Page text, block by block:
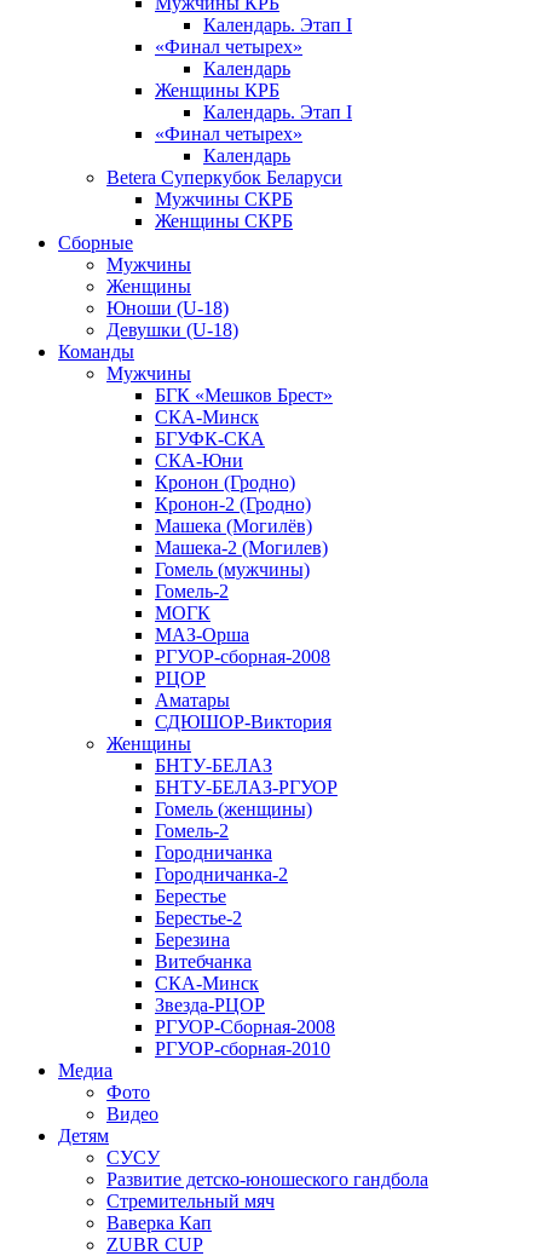
Календарь. Этап I
«Финал четырех»
Календарь
Женщины КРБ
Календарь. Этап I
«Финал четырех»
Календарь
Betera Суперкубок Беларуси
Мужчины СКРБ
Женщины СКРБ
Сборные
Мужчины
Женщины
Юноши (U-18)
Девушки (U-18)
Команды
Мужчины
БГК «Мешков Брест»
СКА-Минск
БГУФК-СКА
СКА-Юни
Кронон (Гродно)
Кронон-2 (Гродно)
Машека (Могилёв)
Машека-2 (Могилев)
Гомель (мужчины)
Гомель-2
МОГК
МАЗ-Орша
РГУОР-сборная-2008
РЦОР
Аматары
СДЮШОР-Виктория
Женщины
БНТУ-БЕЛАЗ
БНТУ-БЕЛАЗ-РГУОР
Гомель (женщины)
Гомель-2
Городничанка
Городничанка-2
Берестье
Берестье-2
Березина
Витебчанка
СКА-Минск
Звезда-РЦОР
РГУОР-Сборная-2008
РГУОР-сборная-2010
Медиа
Фото
Видео
Детям
СУСУ
Развитие детско-юношеского гандбола
Стремительный мяч
Ваверка Кап
ZUBR CUP